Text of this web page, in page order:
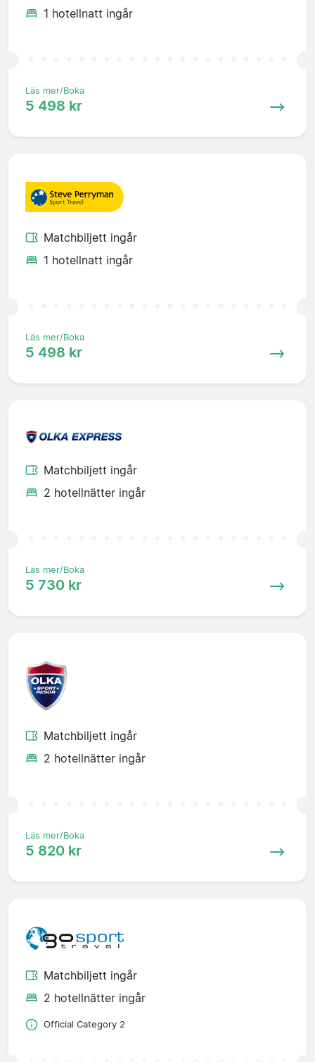
1 hotellnatt ingår
Läs mer/Boka
5 498 kr
Matchbiljett ingår
1 hotellnatt ingår
Läs mer/Boka
5 498 kr
Matchbiljett ingår
2 hotellnätter ingår
Läs mer/Boka
5 730 kr
Matchbiljett ingår
2 hotellnätter ingår
Läs mer/Boka
5 820 kr
Matchbiljett ingår
2 hotellnätter ingår
Official Category 2